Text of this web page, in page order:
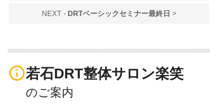
NEXT - DRTベーシックセミナー最終日 >
info_outline若石DRT整体サロン楽笑